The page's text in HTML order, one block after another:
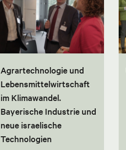
Agrartechnologie und
Lebensmittelwirtschaft
im Klimawandel.
Bayerische Industrie und
neue israelische
Technologien